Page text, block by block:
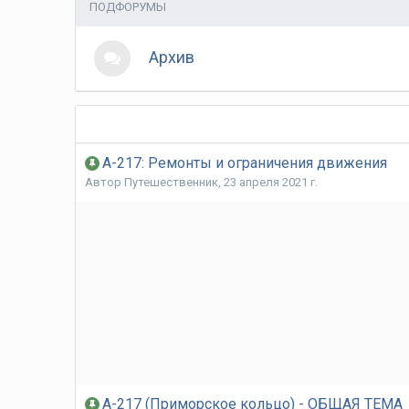
ПОДФОРУМЫ
Архив
А-217: Ремонты и ограничения движения
Автор Путешественник,23 апреля 2021 г.
А-217 (Приморское кольцо) - ОБЩАЯ ТЕМА